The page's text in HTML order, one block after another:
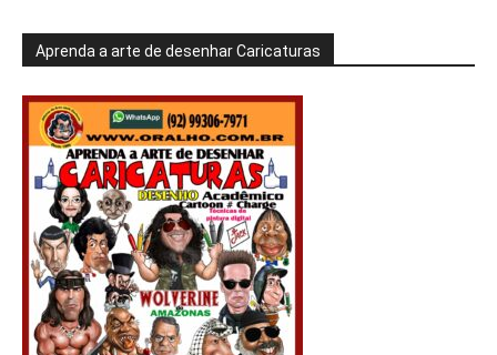
Aprenda a arte de desenhar Caricaturas